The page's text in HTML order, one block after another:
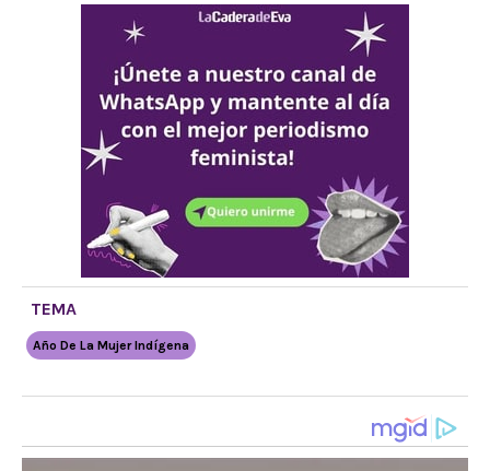
TEMA
Año De La Mujer Indígena